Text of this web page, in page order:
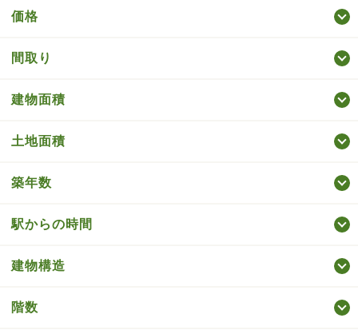
価格
間取り
建物面積
土地面積
築年数
駅からの時間
建物構造
階数